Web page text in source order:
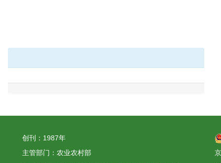
创刊：1987年
主管部门：农业农村部